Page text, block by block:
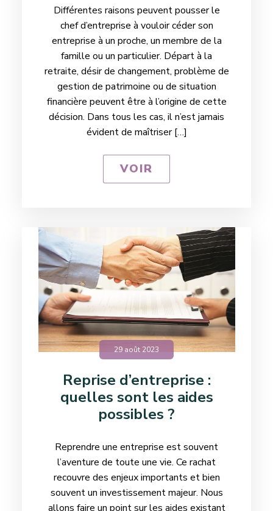
Différentes raisons peuvent pousser le
chef d’entreprise à vouloir céder son
entreprise à un proche, un membre de la
famille ou un particulier. Départ à la
retraite, désir de changement, problème de
gestion de patrimoine ou de situation
financière peuvent être à l’origine de cette
décision. Dans tous les cas, il n’est jamais
évident de maîtriser […]
VOIR
29 août 2023
Reprise d’entreprise :
quelles sont les aides
possibles ?
Reprendre une entreprise est souvent
l’aventure de toute une vie. Ce rachat
recouvre des enjeux importants et bien
souvent un investissement majeur. Nous
allons faire un point sur les aides existant